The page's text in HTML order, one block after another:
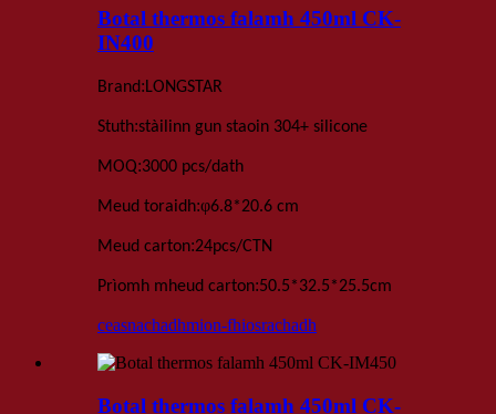
Botal thermos falamh 450ml CK-
IN400
Brand:LONGSTAR
Stuth:stàilinn gun staoin 304+ silicone
MOQ:3000 pcs/dath
Meud toraidh:φ6.8*20.6 cm
Meud carton:24pcs/CTN
Prìomh mheud carton:50.5*32.5*25.5cm
ceasnachadhmion-fhiosrachadh
Botal thermos falamh 450ml CK-